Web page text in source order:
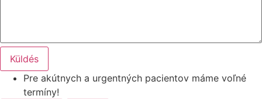
Küldés
Pre akútnych a urgentných pacientov máme voľné
termíny!